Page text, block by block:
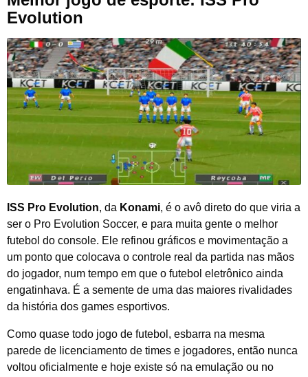
Evolution
ISS Pro Evolution, da Konami, é o avô direto do que viria a
ser o Pro Evolution Soccer, e para muita gente o melhor
futebol do console. Ele refinou gráficos e movimentação a
um ponto que colocava o controle real da partida nas mãos
do jogador, num tempo em que o futebol eletrônico ainda
engatinhava. É a semente de uma das maiores rivalidades
da história dos games esportivos.
Como quase todo jogo de futebol, esbarra na mesma
parede de licenciamento de times e jogadores, então nunca
voltou oficialmente e hoje existe só na emulação ou no